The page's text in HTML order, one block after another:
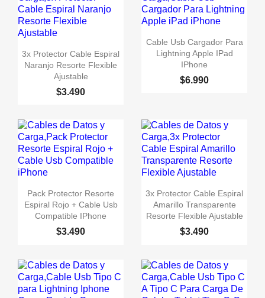
 Vista rápida
3x Protector Cable Espiral
Naranjo Resorte Flexible
Ajustable
$3.490
 Vista rápida
Cable Usb Cargador Para
Lightning Apple IPad
IPhone
$6.990
 Vista rápida
Pack Protector Resorte
Espiral Rojo + Cable Usb
Compatible IPhone
$3.490
 Vista rápida
3x Protector Cable Espiral
Amarillo Transparente
Resorte Flexible Ajustable
$3.490